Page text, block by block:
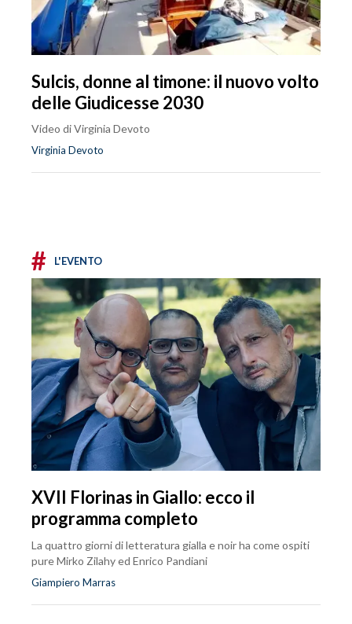
Sulcis, donne al timone: il nuovo volto
delle Giudicesse 2030
Video di Virginia Devoto
Virginia Devoto
# L'EVENTO
XVII Florinas in Giallo: ecco il
programma completo
La quattro giorni di letteratura gialla e noir ha come ospiti
pure Mirko Zilahy ed Enrico Pandiani
Giampiero Marras